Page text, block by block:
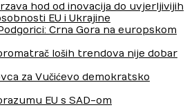
hod od inovacija do uvjerljivijih
EU i Ukrajine
Crna Gora na europskom
loših trendova nije dobar
za Vučićevo demokratsko
EU s SAD-om